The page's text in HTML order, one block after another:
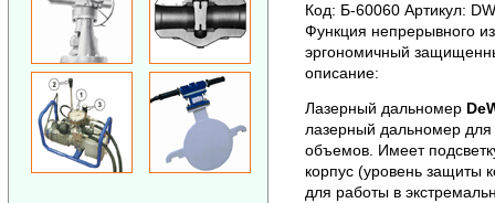
Код: Б-60060 Артикул:
Функция непрерывного
эргономичный
описание:
Лазерный дальномер
лазерный дальномер
объемов. Имеет
корпус (уровень защиты
для работы в